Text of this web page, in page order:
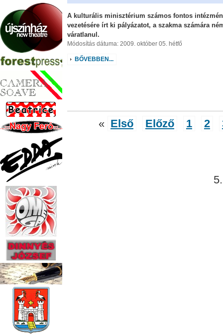
A kulturális minisztérium számos fontos
vezetésére írt ki pályázatot, a szakma számára
váratlanul.
Módosítás dátuma: 2009. október 05. hétfő
BŐVEBBEN...
« Első Előző 1 2